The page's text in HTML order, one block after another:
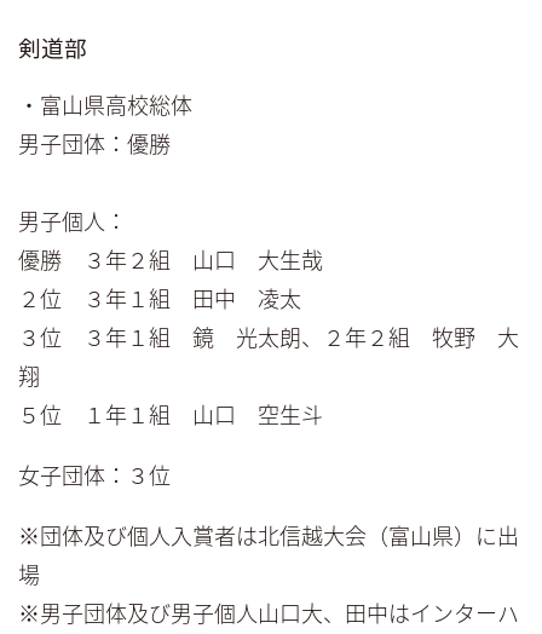
剣道部
・富山県高校総体
男子団体：優勝
男子個人：
優勝 ３年２組 山口 大生哉
２位 ３年１組 田中 凌太
３位 ３年１組 鏡 光太朗、２年２組 牧野 大
翔
５位 １年１組 山口 空生斗
女子団体：３位
※団体及び個人入賞者は北信越大会（富山県）に出
場
※男子団体及び男子個人山口大、田中はインターハ